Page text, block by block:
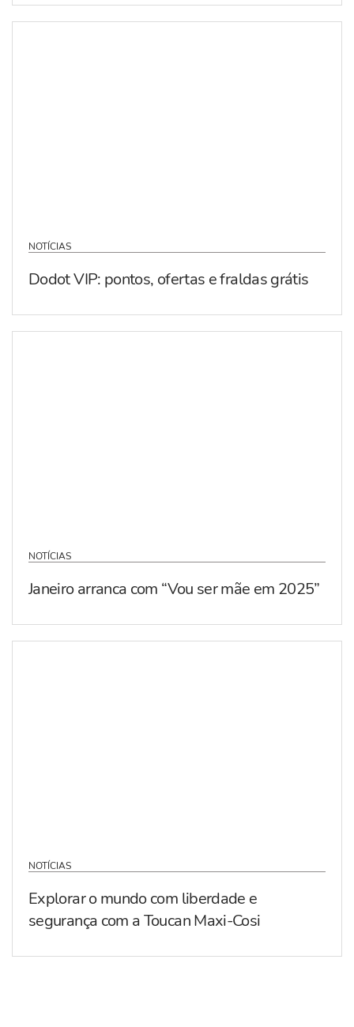
NOTÍCIAS
Dodot VIP: pontos, ofertas e fraldas grátis
NOTÍCIAS
Janeiro arranca com “Vou ser mãe em 2025”
NOTÍCIAS
Explorar o mundo com liberdade e
segurança com a Toucan Maxi-Cosi